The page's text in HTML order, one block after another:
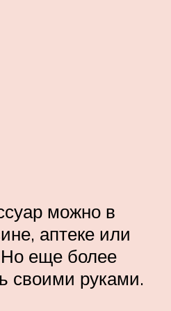
можно в
аптеке или
Но еще более
своими руками.